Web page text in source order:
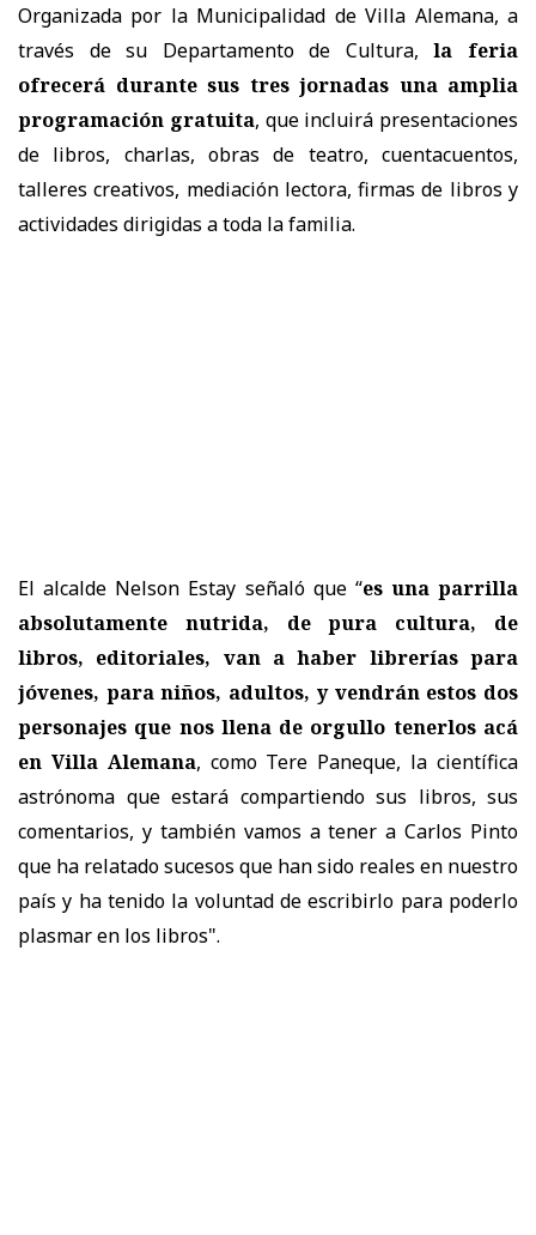
Organizada por la Municipalidad de Villa Alemana, a
través de su Departamento de Cultura,
la feria
ofrecerá durante sus tres jornadas una amplia
programación gratuita, que incluirá presentaciones
de libros, charlas, obras de teatro, cuentacuentos,
talleres creativos, mediación lectora, firmas de libros y
actividades dirigidas a toda la familia.
El alcalde Nelson Estay señaló que “es una parrilla
absolutamente nutrida, de pura cultura, de
libros, editoriales, van a haber librerías para
jóvenes, para niños, adultos, y vendrán estos dos
personajes que nos llena de orgullo tenerlos acá
en Villa Alemana, como Tere Paneque, la científica
astrónoma que estará compartiendo sus libros, sus
comentarios, y también vamos a tener a Carlos Pinto
que ha relatado sucesos que han sido reales en nuestro
país y ha tenido la voluntad de escribirlo para poderlo
plasmar en los libros".